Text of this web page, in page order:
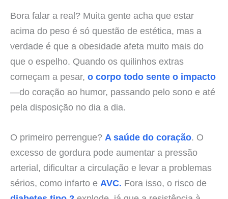
Bora falar a real? Muita gente acha que estar
acima do peso é só questão de estética, mas a
verdade é que a obesidade afeta muito mais do
que o espelho. Quando os quilinhos extras
começam a pesar, o corpo todo sente o impacto
—do coração ao humor, passando pelo sono e até
pela disposição no dia a dia.
O primeiro perrengue? A saúde do coração. O
excesso de gordura pode aumentar a pressão
arterial, dificultar a circulação e levar a problemas
sérios, como infarto e AVC. Fora isso, o risco de